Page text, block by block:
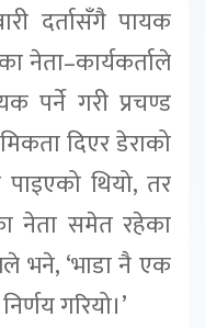
दर्तासँगै पायक
नेता–कार्यकर्ताले
पर्ने गरी प्रचण्ड
दिएर डेराको
थियो, तर
नेता समेत रहेका
भने, ‘भाडा नै एक
गरियो।’